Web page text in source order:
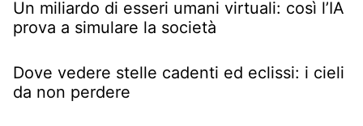
Un miliardo di esseri umani virtuali: così l’IA
prova a simulare la società
Dove vedere stelle cadenti ed eclissi: i cieli
da non perdere